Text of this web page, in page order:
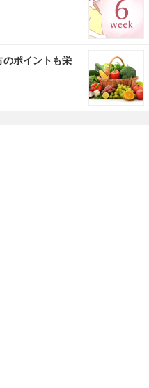
のポイントも栄